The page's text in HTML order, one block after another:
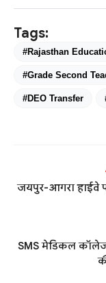
Tags:
#Rajasthan
#Grade Second
#DEO Transfer
जयपुर-आगरा हाईवे
SMS मेडिकल कॉलेज